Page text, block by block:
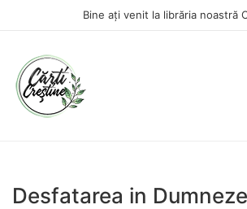
Bine ați venit la librăria noastră
Desfatarea in